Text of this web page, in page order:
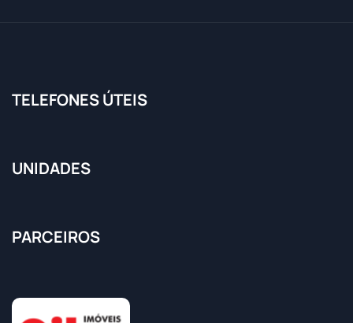
TELEFONES ÚTEIS
UNIDADES
PARCEIROS